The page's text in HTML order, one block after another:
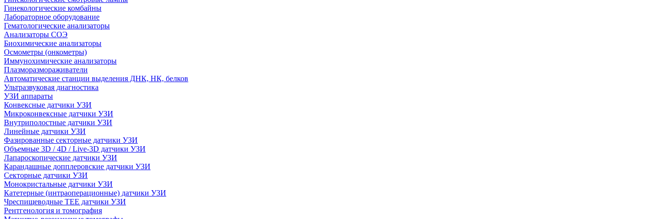
Гинекологические комбайны
Лабораторное оборудование
Гематологические анализаторы
Анализаторы СОЭ
Биохимические анализаторы
Осмометры (онкометры)
Иммунохимические анализаторы
Плазморазмораживатели
Автоматические станции выделения ДНК, НК, белков
Ультразвуковая диагностика
УЗИ аппараты
Конвексные датчики УЗИ
Микроконвексные датчики УЗИ
Внутриполостные датчики УЗИ
Линейные датчики УЗИ
Фазированные секторные датчики УЗИ
Объемные 3D / 4D / Live-3D датчики УЗИ
Лапароскопические датчики УЗИ
Карандашные допплеровские датчики УЗИ
Секторные датчики УЗИ
Монокристальные датчики УЗИ
Катетерные (интраоперационные) датчики УЗИ
Чреспищеводные TEE датчики УЗИ
Рентгенология и томография